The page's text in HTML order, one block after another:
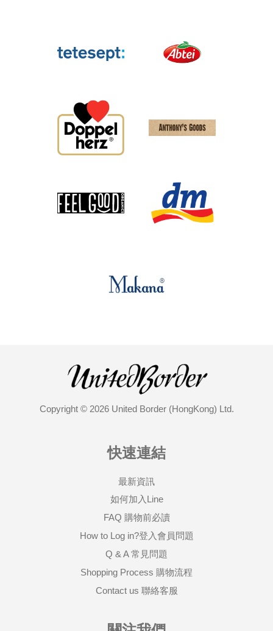
Copyright © 2026 United Border (HongKong) Ltd.
快速連結
最新資訊
如何加入Line
FAQ 購物前必讀
How to Log in?登入會員問題
Q & A 常見問題
Shopping Process 購物流程
Contact us 聯絡客服